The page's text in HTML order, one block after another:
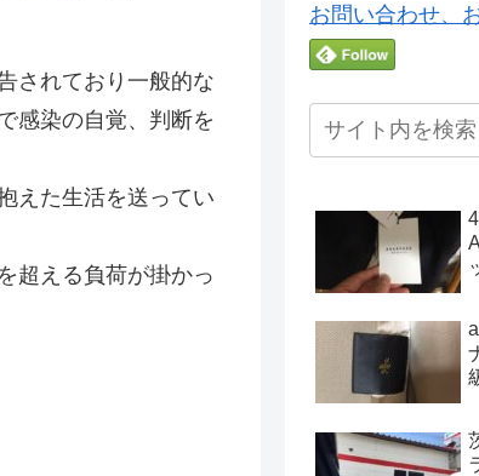
されており一般的な
感染の自覚、判断を
えた生活を送ってい
超える負荷が掛かっ
お問い合わせ、